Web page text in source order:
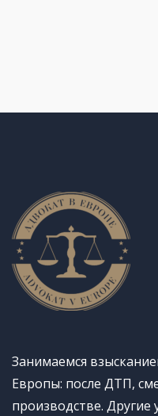
Занимаемся
Европы: после ДТП,
производстве. Другие